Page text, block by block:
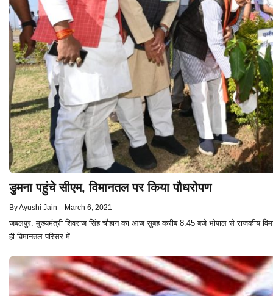
डुमना पहुंचे सीएम, विमानतल पर किया पौधरोपण
ByAyushi Jain—March 6, 2021
जबलपुर: मुख्यमंत्री शिवराज सिंह चौहान का आज सुबह करीब 8.45 बजे भोपाल से राजकीय
ही विमानतल परिसर में